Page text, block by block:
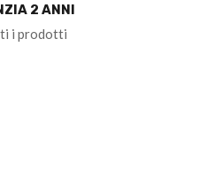
2 ANNI
i prodotti